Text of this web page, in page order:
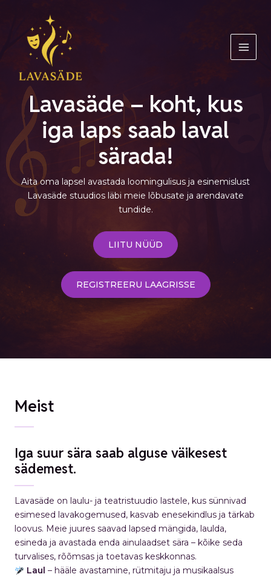
content
Lavasäde – koht, kus
iga laps saab laval
särada!
Aita oma lapsel avastada loomingulisus ja esinemislust
Lavasäde stuudios läbi meie lõbusate ja arendavate
tundide.
LIITU NÜÜD
REGISTREERU LAAGRISSE
Meist
Iga suur sära saab alguse väikesest
sädemest.
Lavasäde on laulu- ja teatristuudio lastele, kus sünnivad
esimesed lavakogemused, kasvab enesekindlus ja tärkab
loovus. Meie juures saavad lapsed mängida, laulda,
esineda ja avastada enda ainulaadset sära – kõike seda
turvalises, rõõmsas ja toetavas keskkonnas.
Laul – hääle avastamine, rütmitaju ja musikaalsus